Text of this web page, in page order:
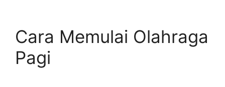
Cara Memulai Olahraga
Pagi